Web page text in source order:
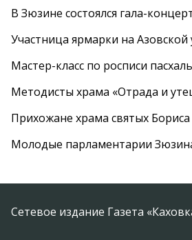
В Зюзине состоялся гала-
Участница ярмарки на
Мастер-класс по росписи
Методисты храма «Отрада и
Прихожане храма святых
Молодые парламентарии
Сетевое издание Газета